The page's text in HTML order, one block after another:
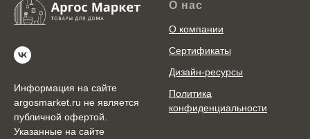
Информация на сайте
argosmarket.ru не является
публичной офертой.
Указанные на сайте
О нас
О компании
Сертификаты
Дизайн-ресурсы
Политика
конфиденциальности